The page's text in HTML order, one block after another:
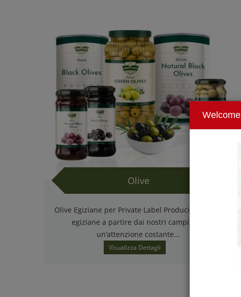
Olive
Olive Egiziane per Private Label Produciamo olive
egiziane a partire dai nostri campi, con
un’attenzione costante...
Visualizza Dettagli
Welcome